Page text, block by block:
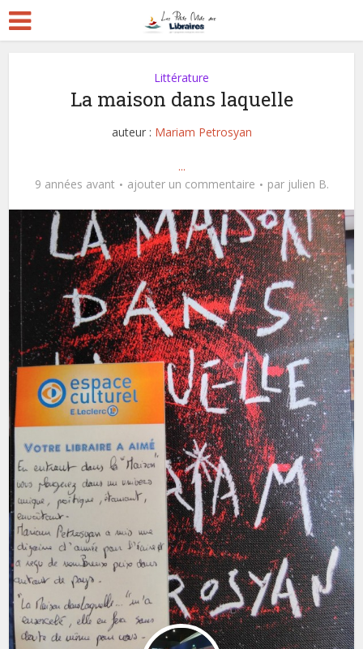
Littérature
La maison dans laquelle
auteur : Mariam Petrosyan
...
9 années avant
ajouter un commentaire par julien B.